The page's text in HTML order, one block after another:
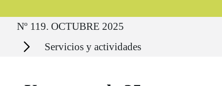
Ruta del sitio
Nº 119. OCTUBRE 2025
Secciones Servicios y actividades